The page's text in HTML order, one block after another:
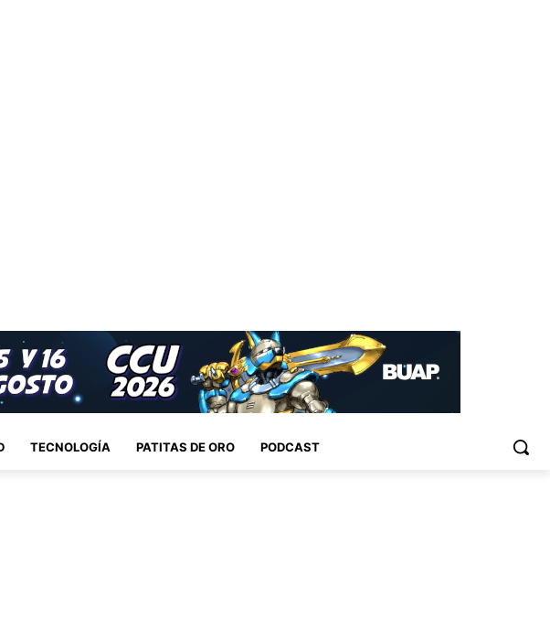
TECNOLOGÍA PATITAS DE ORO PODCAST